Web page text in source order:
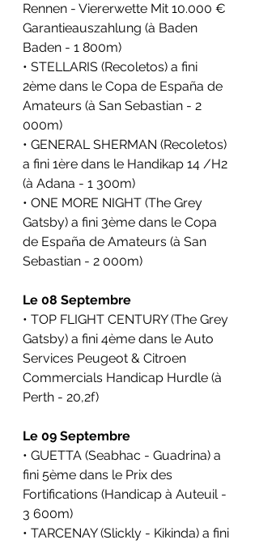
Rennen - Viererwette Mit 10.000 €
Garantieauszahlung (à Baden
Baden - 1 800m)
• STELLARIS (Recoletos) a fini
2ème dans le Copa de España de
Amateurs (à San Sebastian - 2
000m)
• GENERAL SHERMAN (Recoletos)
a fini 1ère dans le Handikap 14 /H2
(à Adana - 1 300m)
• ONE MORE NIGHT (The Grey
Gatsby) a fini 3ème dans le Copa
de España de Amateurs (à San
Sebastian - 2 000m)
Le 08 Septembre
• TOP FLIGHT CENTURY (The Grey
Gatsby) a fini 4ème dans le Auto
Services Peugeot & Citroen
Commercials Handicap Hurdle (à
Perth - 20,2f)
Le 09 Septembre
• GUETTA (Seabhac - Guadrina) a
fini 5ème dans le Prix des
Fortifications (Handicap à Auteuil -
3 600m)
• TARCENAY (Slickly - Kikinda) a fini